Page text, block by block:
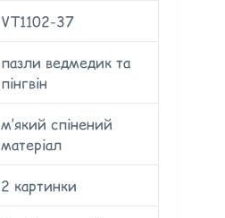
VT1102-37
пазли ведмедик та
пінгвін
м’який спінений
матеріал
2 картинки